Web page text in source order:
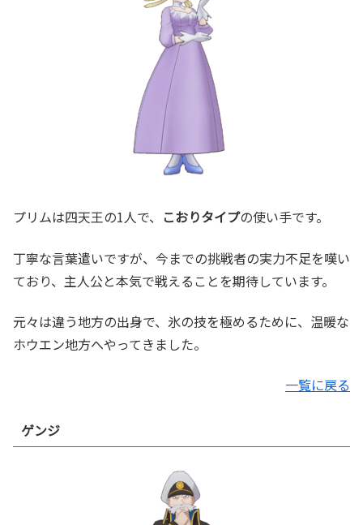
プリムは四天王の1人で、 こおりタイプの使い手です。
丁寧な言葉遣いですが、今までの挑戦者の実力不足を嘆い
ており、主人公と本気で戦えることを期待しています。
元々は違う地方の出身で、氷の技を極めるために、温暖な
ホウエン地方へやってきました。
一覧に戻る
ゲンジ